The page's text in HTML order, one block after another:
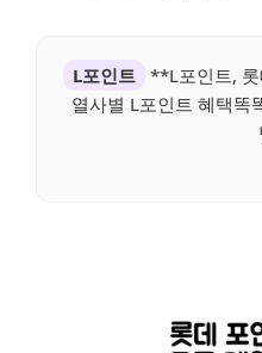
L포인트
**L포인트,
열사별 L포인트 혜택똑